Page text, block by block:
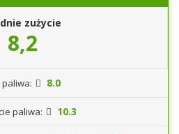
zużycie
8,2
8.0
paliwa: 10.3